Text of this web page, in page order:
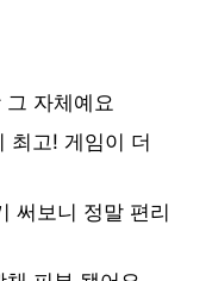
자체예요
고! 게임이 더
써보니 정말 편리